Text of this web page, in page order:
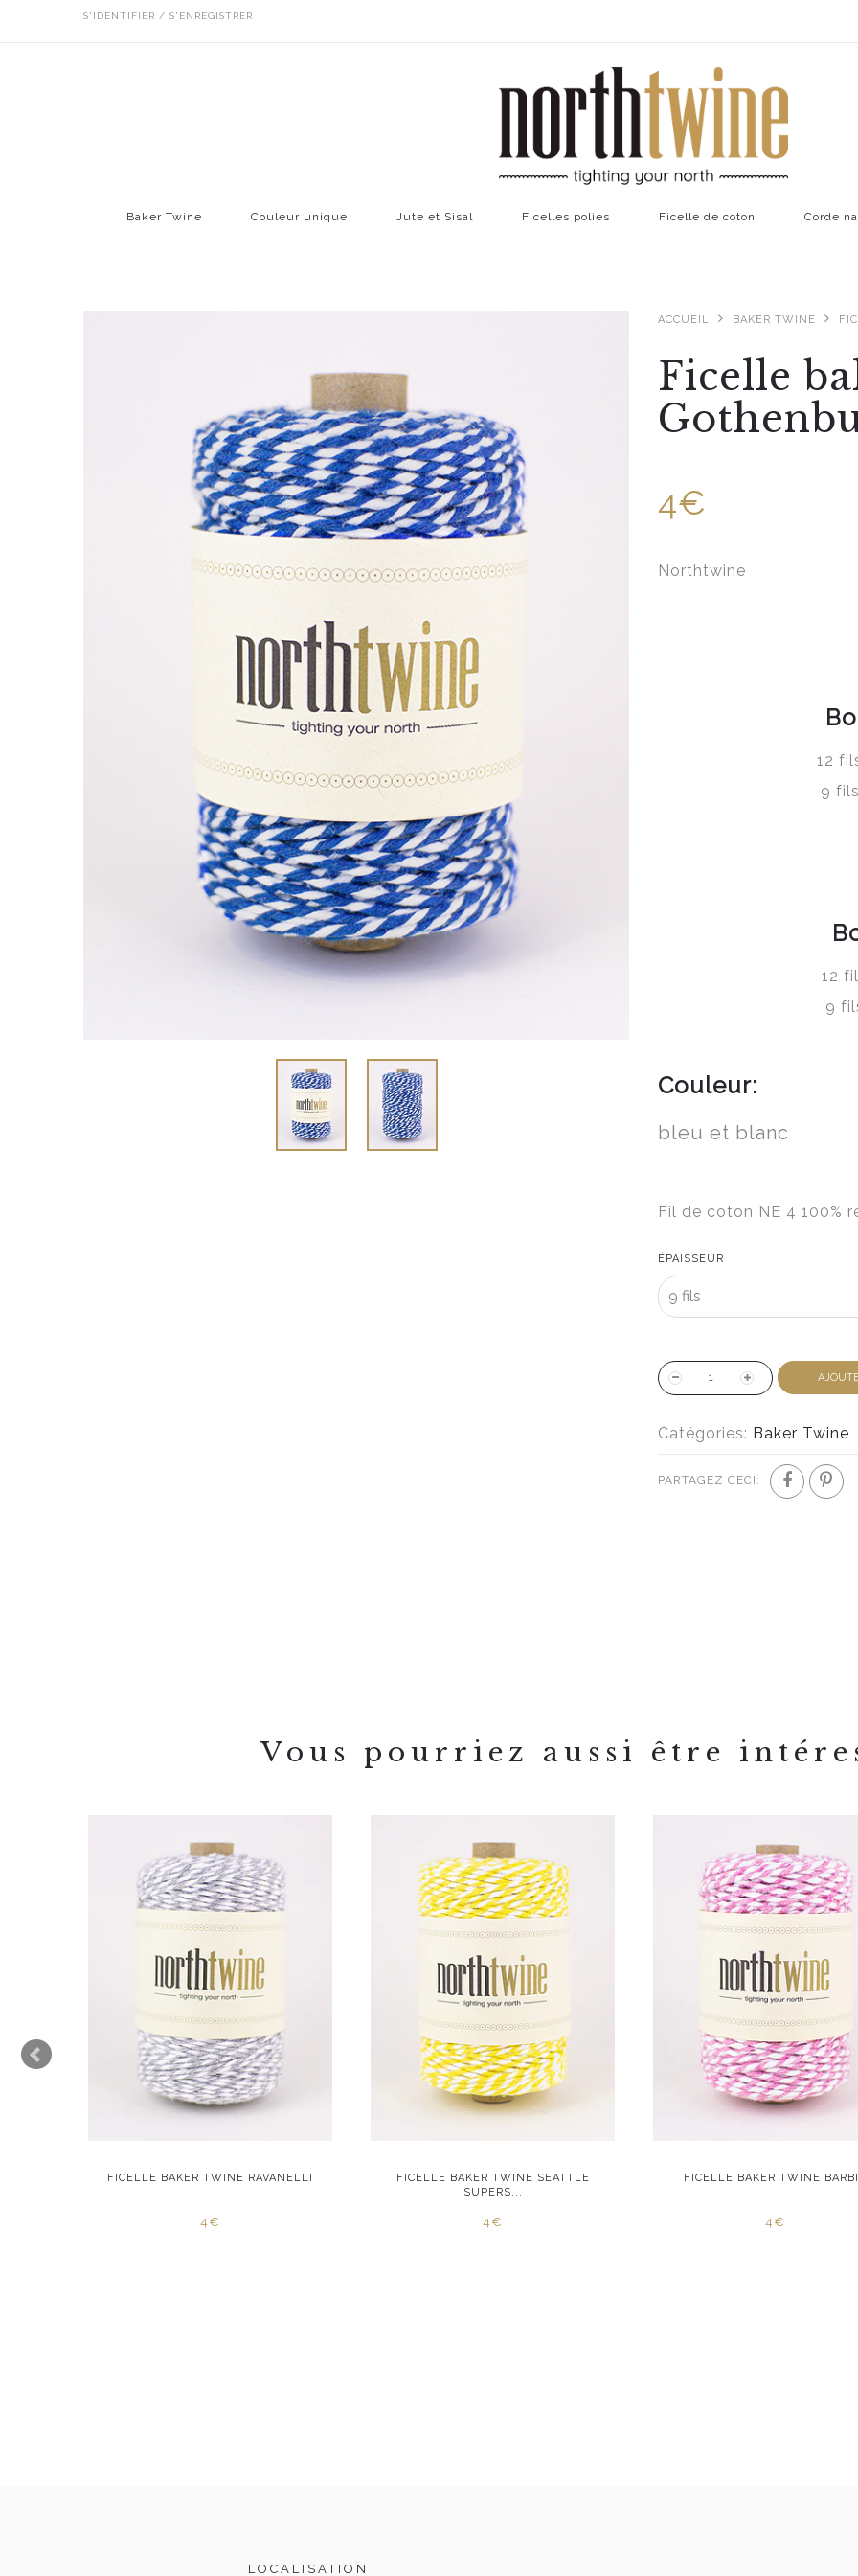
S'IDENTIFIER / S'ENREGISTRER
Baker Twine Couleur unique Jute et Sisal Ficelles polies Ficelle de coton Corde
ACCUEIL BAKER TWINE
Ficelle
4€
Northtwine
12
9
12
9
Couleur:
bleu et blanc
Fil de coton NE 4 100%
ÉPAISSEUR
Catégories: Baker Twine
PARTAGEZ CECI:
Vous pourriez aussi être
FICELLE BAKER TWINE RAVANELLI
4€
FICELLE BAKER TWINE SEATTLE
SUPERS...
4€
FICELLE BAKER TWINE
4€
LOCALISATION